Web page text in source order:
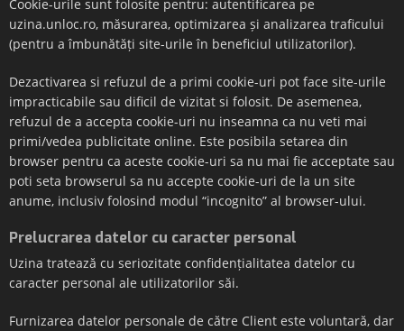
Cookie-urile sunt folosite pentru: autentificarea pe
uzina.unloc.ro, măsurarea, optimizarea și analizarea traficului
(pentru a îmbunătăți site-urile în beneficiul utilizatorilor).
Dezactivarea si refuzul de a primi cookie-uri pot face site-urile
impracticabile sau dificil de vizitat si folosit. De asemenea,
refuzul de a accepta cookie-uri nu inseamna ca nu veti mai
primi/vedea publicitate online. Este posibila setarea din
browser pentru ca aceste cookie-uri sa nu mai fie acceptate sau
poti seta browserul sa nu accepte cookie-uri de la un site
anume, inclusiv folosind modul “incognito” al browser-ului.
Prelucrarea datelor cu caracter personal
Uzina tratează cu seriozitate confidențialitatea datelor cu
caracter personal ale utilizatorilor săi.
Furnizarea datelor personale de către Client este voluntară, dar